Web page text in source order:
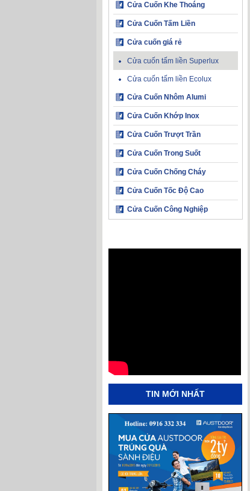
Cửa Cuốn Khe Thoáng
Cửa Cuốn Tấm Liền
Cửa cuốn giá rẻ
Cửa cuốn tấm liền Superlux
Cửa cuốn tấm liền Ecolux
Cửa Cuốn Nhôm Alumi
Cửa Cuốn Khớp Inox
Cửa Cuốn Trượt Trần
Cửa Cuốn Trong Suốt
Cửa Cuốn Chống Cháy
Cửa Cuốn Tốc Độ Cao
Cửa Cuốn Công Nghiệp
TIN MỚI NHẤT